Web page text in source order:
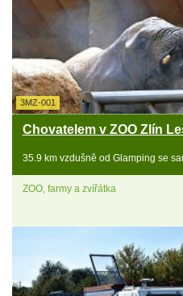
3MZ-001
Chovatelem v ZOO Zlín
35.9 km vzdušně od Glamping se
ZOO, farmy a zvířátka